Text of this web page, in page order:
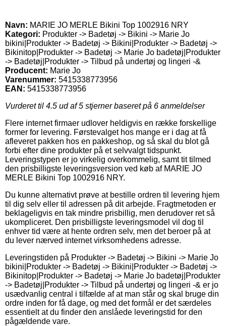
Navn: MARIE JO MERLE Bikini Top 1002916 NRY
Kategori: Produkter -> Badetøj -> Bikini -> Marie Jo
bikini|Produkter -> Badetøj -> Bikini|Produkter -> Badetøj ->
Bikinitop|Produkter -> Badetøj -> Marie Jo badetøj|Produkter
-> Badetøj|Produkter -> Tilbud på undertøj og lingeri -&
Producent: Marie Jo
Varenummer: 5415338773956
EAN: 5415338773956
Vurderet til 4.5 ud af 5 stjerner baseret på 6 anmeldelser
Flere internet firmaer udlover heldigvis en række forskellige
former for levering. Førstevalget hos mange er i dag at få
afleveret pakken hos en pakkeshop, og så skal du blot gå
forbi efter dine produkter på et selvvalgt tidspunkt.
Leveringstypen er jo virkelig overkommelig, samt tit tilmed
den prisbilligste leveringsversion ved køb af MARIE JO
MERLE Bikini Top 1002916 NRY.
Du kunne alternativt prøve at bestille ordren til levering hjem
til dig selv eller til adressen på dit arbejde. Fragtmetoden er
beklageligvis en tak mindre prisbillig, men derudover ret så
ukompliceret. Den prisbilligste leveringsmodel vil dog til
enhver tid være at hente ordren selv, men det beroer på at
du lever nærved internet virksomhedens adresse.
Leveringstiden på Produkter -> Badetøj -> Bikini -> Marie Jo
bikini|Produkter -> Badetøj -> Bikini|Produkter -> Badetøj ->
Bikinitop|Produkter -> Badetøj -> Marie Jo badetøj|Produkter
-> Badetøj|Produkter -> Tilbud på undertøj og lingeri -& er jo
usædvanlig central i tilfælde af at man står og skal bruge din
ordre inden for få dage, og med det formål er det særdeles
essentielt at du finder den anslåede leveringstid for den
pågældende vare.